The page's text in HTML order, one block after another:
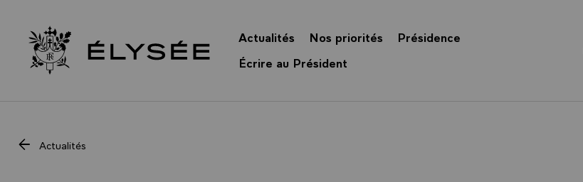
Retour à l’accueil Élysée
Actualités Nos priorités
Présidence
Écrire au Président
Actualités